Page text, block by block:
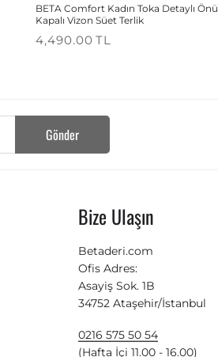
BETA Comfort Kadın Toka Detaylı Önü
Kapalı Vizon Süet Terlik
4,490.00 TL
Gönder
Bize Ulaşın
Betaderi.com
Ofis Adres:
Asayiş Sok. 1B
34752 Ataşehir/İstanbul
0216 575 50 54
(Hafta İçi 11.00 - 16.00)